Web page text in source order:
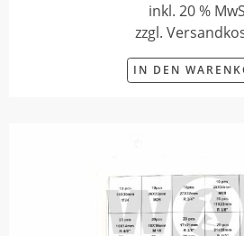
inkl. 20 %
zzgl.
IN DEN